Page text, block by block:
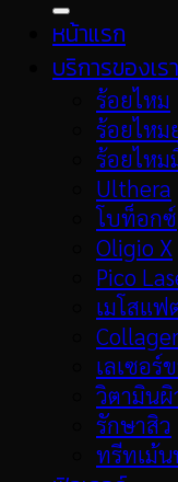
หน้าแรก
บริการของเรา
ร้อยไหม
ร้อยไหม
ร้อยไหม
Ulthera
โบท็อกซ์
Oligio X
Pico
เมโสแฟ
เลเซอร์
วิตามินผิ
รักษาสิว
ทรีทเม้